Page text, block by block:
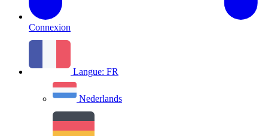
Connexion
Langue: FR
Nederlands